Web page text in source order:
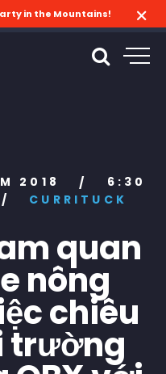
in the Mountains!
2018 /
6:30
/ CURRITUCK
quan
nông
chiêu
trường